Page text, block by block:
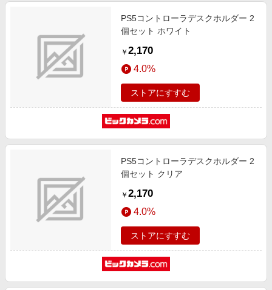
PS5コントローラデスクホルダー 2
個セット ホワイト
￥ 2,170
4.0%
ストアにすすむ
PS5コントローラデスクホルダー 2
個セット クリア
￥ 2,170
4.0%
ストアにすすむ